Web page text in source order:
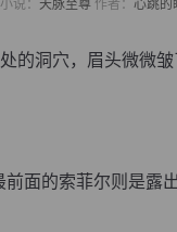
小说： 天脉至尊作者： 心跳的
洞穴，眉头微微
的索菲尔则是露